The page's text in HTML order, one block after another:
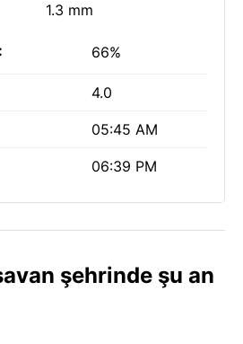
1.3 mm
66%
4.0
05:45 AM
06:39 PM
şehrinde şu an